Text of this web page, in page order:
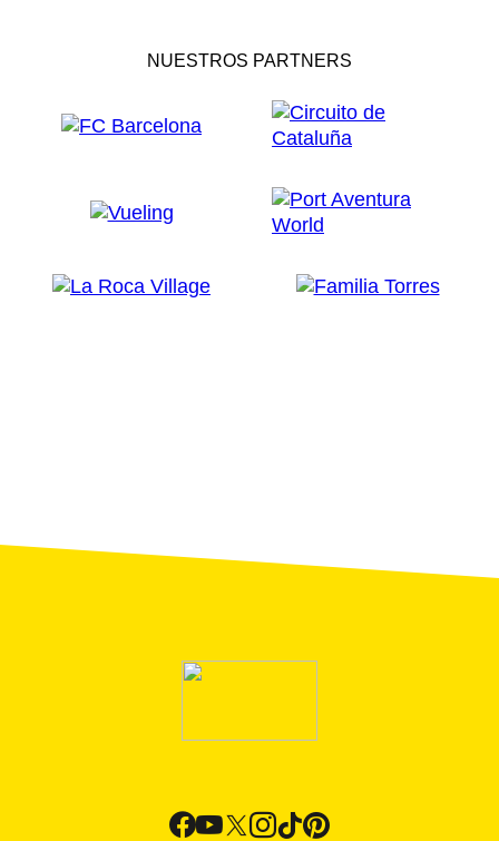
NUESTROS PARTNERS